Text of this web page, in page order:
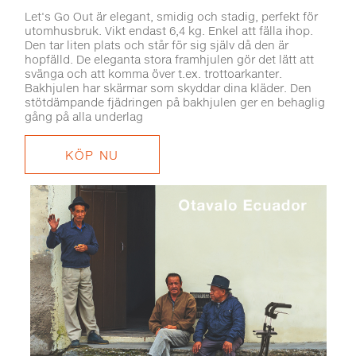
Let's Go Out är elegant, smidig och stadig, perfekt för
utomhusbruk. Vikt endast 6,4 kg. Enkel att fälla ihop.
Den tar liten plats och står för sig själv då den är
hopfälld. De eleganta stora framhjulen gör det lätt att
svänga och att komma över t.ex. trottoarkanter.
Bakhjulen har skärmar som skyddar dina kläder. Den
stötdämpande fjädringen på bakhjulen ger en behaglig
gång på alla underlag
KÖP NU